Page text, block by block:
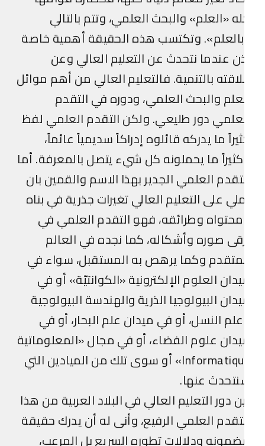
«العلم» والبحث العلمي، وتتم بالتالي
وتكتسب هذه الحقيقة أهمية خاصة
عندما نتحدث عن التعليم العالي وعن
بالتنمية. فالتعليم العالي من أهم موائل
والبحث العلمي، ودوره في التقدم
دور طليعي. ولكن التقدم العلمي لفظ
ما يدركه قائلوه إدراكاً سديمياً عائماً،
ما يحملونه كل شيء يتصل بالمعرفة. أما
العلمي الجدير بهذا الاسم والقمين بان
على التعليم العالي تغيرات جذرية في بناه
وطرائقه، فهو التقدم العلمي في
صوره وأشكاله، كما نجده في العالم
وكما يرهص به المستقبل، سواء في
العلوم الإلكترونية «الكوانتيّة» أو في
البيولوجيا الذرية والهندسة البيولوجية
النسل، أو في ميدان علم البحار، أو في
علوم الفضاء، أو في مجال «المعلوماتية
Informatique» أو سوى تلك من الميادين التي
عنها.
دور التعليم العالي في البلاد العربية من هذا
العلمي الرفيع، وأنى له أن يدرك حقيقة
ودلالات تطوره السريع بل المرعب،